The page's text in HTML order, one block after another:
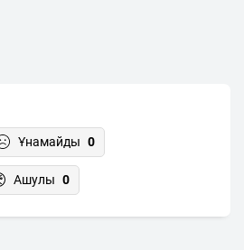
Ұнамайды 0
Ашулы 0